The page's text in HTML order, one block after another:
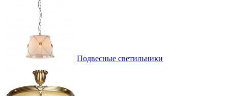
Подвесные светильники